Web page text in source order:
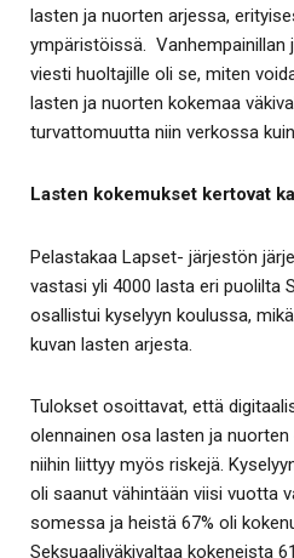
lasten ja nuorten arjessa,
ympäristöissä. Vanhempainillan
viesti huoltajille oli se, miten
lasten ja nuorten kokemaa
turvattomuutta niin verkossa
Lasten kokemukset kertovat
Pelastakaa Lapset- järjestön
vastasi yli 4000 lasta eri puolilta
osallistui kyselyyn koulussa,
kuvan lasten arjesta.
Tulokset osoittavat, että
olennainen osa lasten ja
niihin liittyy myös riskejä.
oli saanut vähintään viisi vuotta
somessa ja heistä 67% oli
Seksuaaliväkivaltaa kokeneista